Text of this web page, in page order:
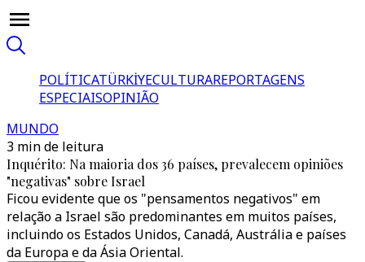
POLÍTICATÜRKİYECULTURAREPORTAGENS
ESPECIAISOPINIÃO
MUNDO
3 min de leitura
Inquérito: Na maioria dos 36 países, prevalecem opiniões
"negativas" sobre Israel
Ficou evidente que os "pensamentos negativos" em
relação a Israel são predominantes em muitos países,
incluindo os Estados Unidos, Canadá, Austrália e países
da Europa e da Ásia Oriental.